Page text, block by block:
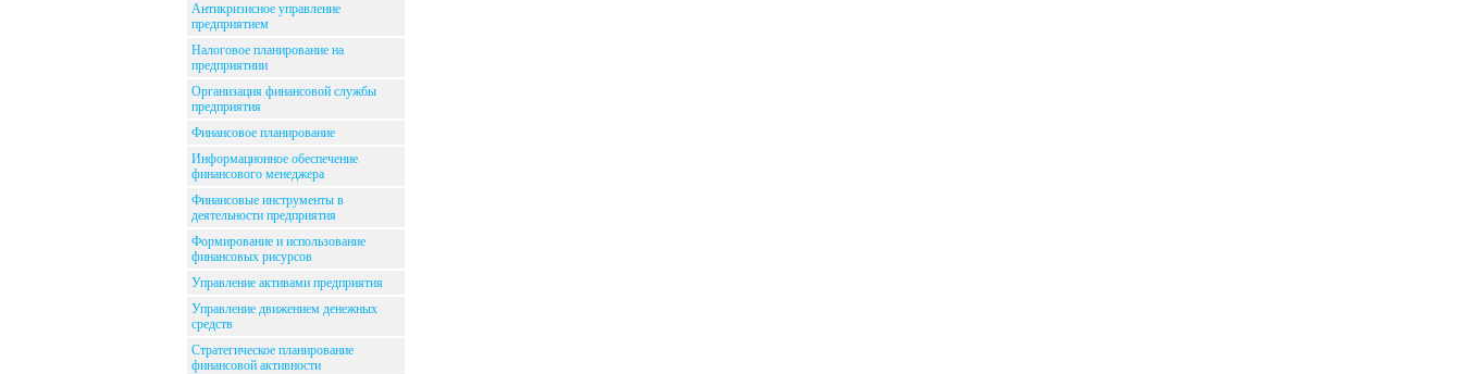
Антикризисное управление
предприятием
Налоговое планирование на
предприятиии
Организация финансовой службы
предприятия
Финансовое планирование
Информационное обеспечение
финансового менеджера
Финансовые инструменты в
деятельности предприятия
Формирование и использование
финансовых рисурсов
Управление активами предприятия
Управление движением денежных
средств
Стратегическое планирование
финансовой активности